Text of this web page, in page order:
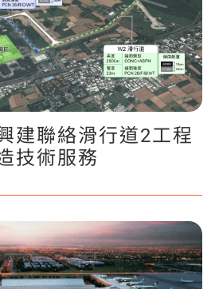
建聯絡滑行道2工程
技術服務